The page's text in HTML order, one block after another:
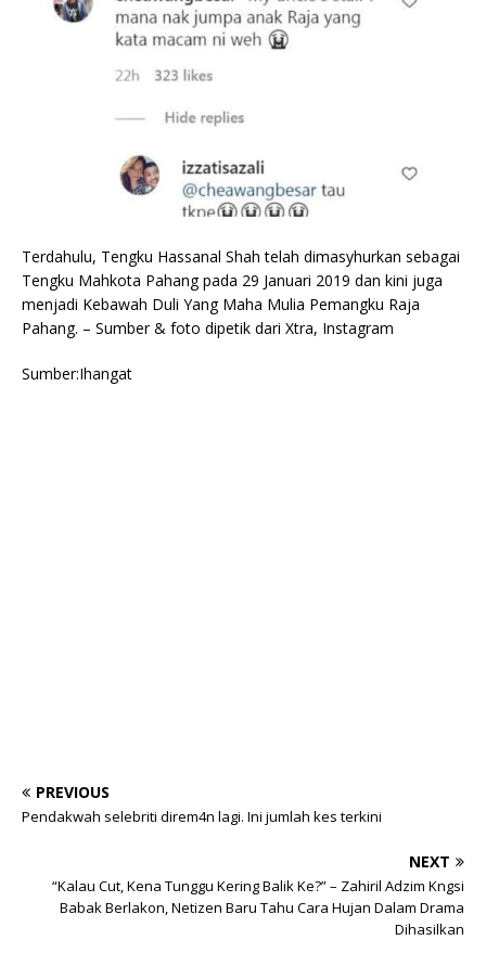
Terdahulu, Tengku Hassanal Shah telah dimasyhurkan sebagai
Tengku Mahkota Pahang pada 29 Januari 2019 dan kini juga
menjadi Kebawah Duli Yang Maha Mulia Pemangku Raja
Pahang. – Sumber & foto dipetik dari Xtra, Instagram
Sumber:Ihangat
PREVIOUS
Pendakwah selebriti direm4n lagi. Ini jumlah kes terkini
NEXT
“Kalau Cut, Kena Tunggu Kering Balik Ke?” – Zahiril Adzim Kngsi
Babak Berlakon, Netizen Baru Tahu Cara Hujan Dalam Drama
Dihasilkan